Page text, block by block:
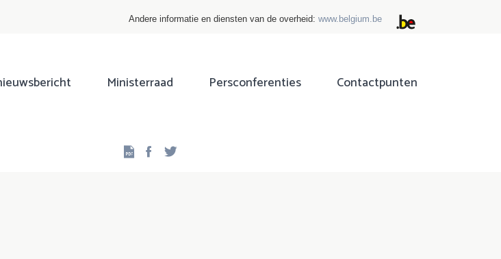
Andere informatie en diensten van de overheid: www.belgium.be
Ministerraad Persconferenties Contactpunten
Facebook